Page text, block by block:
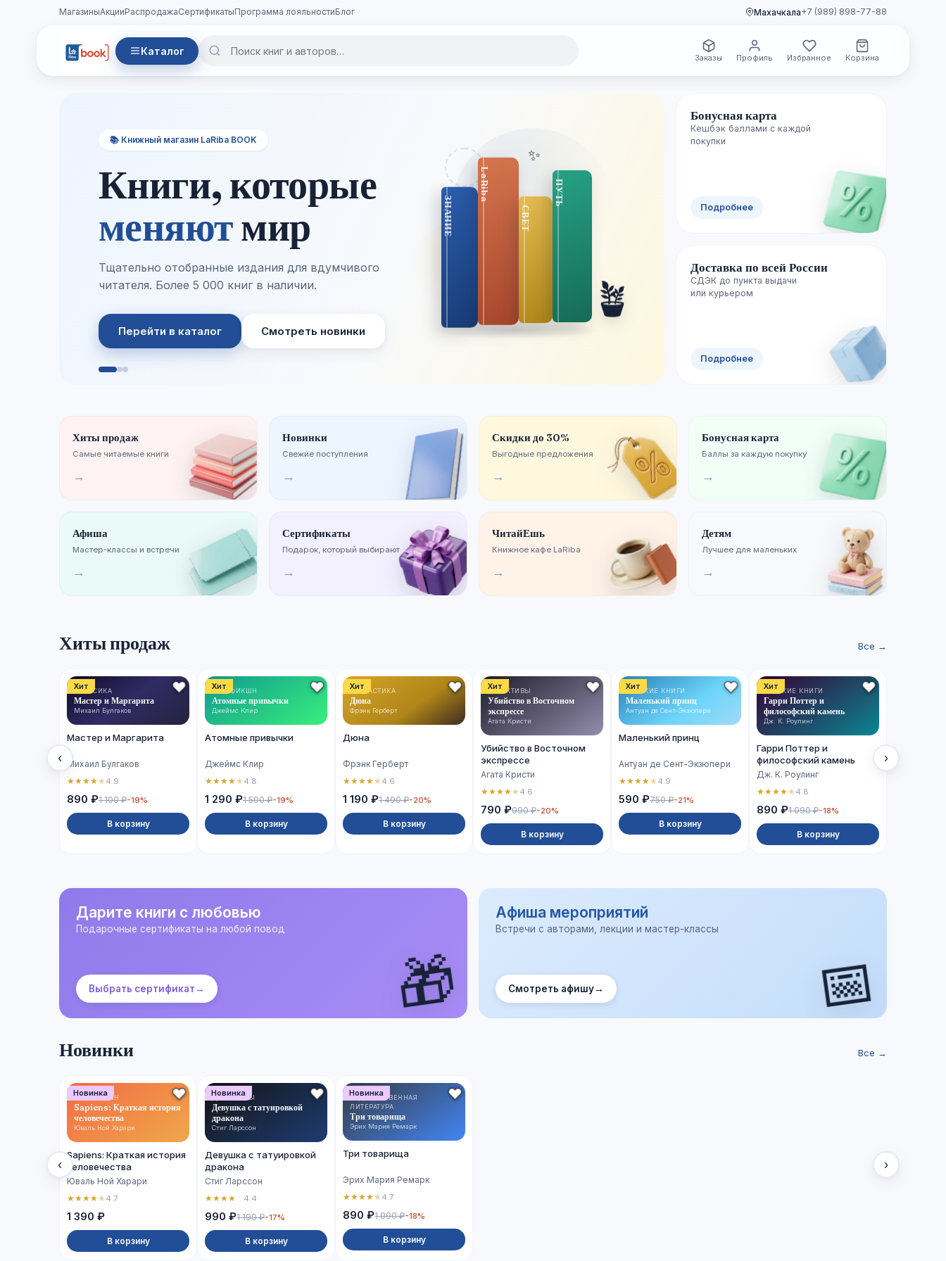
МагазиныАкцииРаспродажаСертификатыПрограмма лояльностиБлог Махачкала+7 (989) 898-77-88
Каталог
Заказы Профиль Избранное Корзина
📚 Книжный магазин LaRiba BOOK
Книги, которые
меняютмир
Тщательно отобранные издания для вдумчивого
читателя. Более 5 000 книг в наличии.
Перейти в каталог Смотреть новинки
🪴
✨
🌿 Свежие поступления
Новинки уже
полках
Каждую неделю пополняем каталог
изданиями — успейте первыми.
Хиты продаж
Бонусная карта
Кешбэк баллами с каждой
покупки
Подробнее
Доставка по всей России
СДЭК до пункта выдачи
или курьером
Подробнее
Хиты продаж
Самые читаемые книги
→
Новинки
Свежие поступления
→
Скидки до 30%
Выгодные предложения
→
Бонусная карта
Баллы за каждую покупку
→
Афиша
Мастер-классы и встречи
→
Сертификаты
Подарок, который выбирают
→
ЧитайЕшь
Книжное кафе LaRiba
→
Детям
Лучшее для маленьких
→
Хиты продаж Все →
‹
Хит
КЛАССИКА
Мастер и Маргарита
Михаил Булгаков
Мастер и Маргарита
Михаил Булгаков
★★★★★4.9
890 ₽1 100 ₽-19%
В корзину
Хит
НОН-ФИКШН
Атомные привычки
Джеймс Клир
Атомные привычки
Джеймс Клир
★★★★★4.8
1 290 ₽1 590 ₽-19%
В корзину
Хит
ФАНТАСТИКА
Дюна
Фрэнк Герберт
Дюна
Фрэнк Герберт
★★★★★4.6
1 190 ₽1 490 ₽-20%
В корзину
Хит
ДЕТЕКТИВЫ
Убийство в Восточном
экспрессе
Агата Кристи
Убийство в Восточном
экспрессе
Агата Кристи
★★★★★4.6
790 ₽990 ₽-20%
В корзину
Хит
ДЕТСКИЕ КНИГИ
Маленький принц
Антуан де Сент-Экзюпери
Маленький принц
Антуан де Сент-Экзюпери
★★★★★4.9
590 ₽750 ₽-21%
В корзину
Хит
ДЕТСКИЕ КНИГИ
Гарри Поттер и
философский камень
Дж. К. Роулинг
Гарри Поттер и
философский камень
Дж. К. Роулинг
★★★★★4.8
890 ₽1 090 ₽-18%
В корзину
›
Дарите книги с любовью
Подарочные сертификаты на любой повод
Выбрать сертификат → 🎁
Афиша мероприятий
Встречи с авторами, лекции и мастер-классы
Смотреть афишу→ 📅
Новинки Все →
‹
Новинка
НОН-ФИКШН
Sapiens: Краткая история
человечества
Юваль Ной Харари
Sapiens: Краткая история
человечества
Юваль Ной Харари
★★★★★4.7
1 390 ₽
В корзину
Новинка
ДЕТЕКТИВЫ
Девушка с татуировкой
дракона
Стиг Ларссон
Девушка с татуировкой
дракона
Стиг Ларссон
★★★★ 4.4
990 ₽1 190 ₽-17%
В корзину
Новинка
ХУДОЖЕСТВЕННАЯ
ЛИТЕРАТУРА
Три товарища
Эрих Мария Ремарк
Три товарища
Эрих Мария Ремарк
★★★★★4.7
890 ₽1 090 ₽-18%
В корзину
›